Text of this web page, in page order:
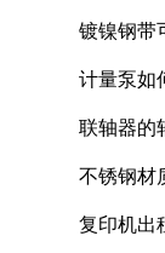
镀镍钢带
计量泵如
联轴器的
不锈钢材
复印机出